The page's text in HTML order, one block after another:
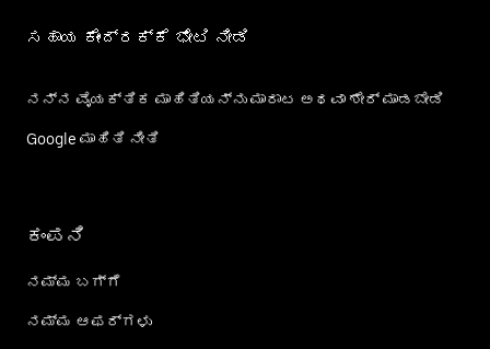
ಸಹಾಯ ಕೇಂದ್ರಕ್ಕೆ ಭೇಟಿ ನೀಡಿ
ನನ್ನ ವೈಯಕ್ತಿಕ ಮಾಹಿತಿಯನ್ನು ಮಾರಾಟ ಅಥವಾ ಶೇರ್‌ ಮಾಡಬೇಡಿ
Google ಮಾಹಿತಿ ನೀತಿ
ಕಂಪನಿ
ನಮ್ಮ ಬಗ್ಗೆ
ನಮ್ಮ ಆಫರ್‌ಗಳು